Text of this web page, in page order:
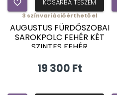
favorite_border KOSÁRBA TESZEM
3 színvariáció érthető el
AUGUSTUS FÜRDŐSZOBAI
SAROKPOLC FEHÉR KÉT
SZINTES FEHÉR
19 300 Ft